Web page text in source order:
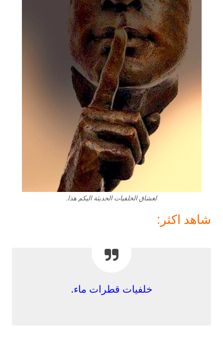
لعشاق الخلفيات الحديثة اليكم هذا.
شاهد اكثر:
خلفيات قطرات ماء.